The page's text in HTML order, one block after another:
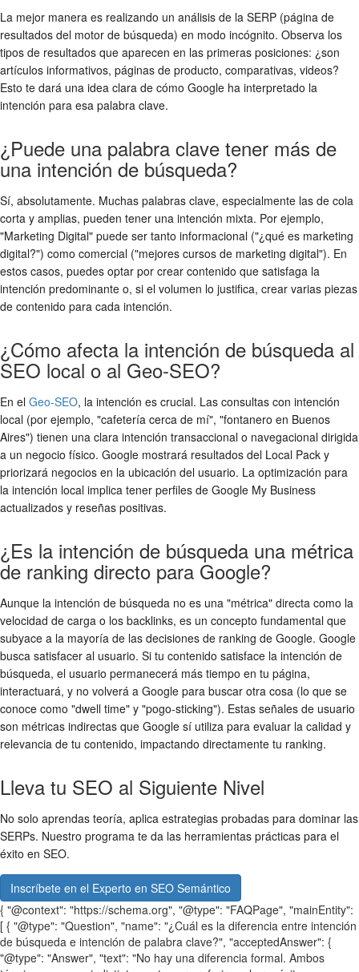
La mejor manera es realizando un análisis de la SERP (página de
resultados del motor de búsqueda) en modo incógnito. Observa los
tipos de resultados que aparecen en las primeras posiciones: ¿son
artículos informativos, páginas de producto, comparativas, videos?
Esto te dará una idea clara de cómo Google ha interpretado la
intención para esa palabra clave.
¿Puede una palabra clave tener más de
una intención de búsqueda?
Sí, absolutamente. Muchas palabras clave, especialmente las de cola
corta y amplias, pueden tener una intención mixta. Por ejemplo,
"Marketing Digital" puede ser tanto informacional ("¿qué es marketing
digital?") como comercial ("mejores cursos de marketing digital"). En
estos casos, puedes optar por crear contenido que satisfaga la
intención predominante o, si el volumen lo justifica, crear varias piezas
de contenido para cada intención.
¿Cómo afecta la intención de búsqueda al
SEO local o al Geo-SEO?
En el Geo-SEO, la intención es crucial. Las consultas con intención
local (por ejemplo, "cafetería cerca de mí", "fontanero en Buenos
Aires") tienen una clara intención transaccional o navegacional dirigida
a un negocio físico. Google mostrará resultados del Local Pack y
priorizará negocios en la ubicación del usuario. La optimización para
la intención local implica tener perfiles de Google My Business
actualizados y reseñas positivas.
¿Es la intención de búsqueda una métrica
de ranking directo para Google?
Aunque la intención de búsqueda no es una "métrica" directa como la
velocidad de carga o los backlinks, es un concepto fundamental que
subyace a la mayoría de las decisiones de ranking de Google. Google
busca satisfacer al usuario. Si tu contenido satisface la intención de
búsqueda, el usuario permanecerá más tiempo en tu página,
interactuará, y no volverá a Google para buscar otra cosa (lo que se
conoce como "dwell time" y "pogo-sticking"). Estas señales de usuario
son métricas indirectas que Google sí utiliza para evaluar la calidad y
relevancia de tu contenido, impactando directamente tu ranking.
Lleva tu SEO al Siguiente Nivel
No solo aprendas teoría, aplica estrategias probadas para dominar las
SERPs. Nuestro programa te da las herramientas prácticas para el
éxito en SEO.
Inscríbete en el Experto en SEO Semántico
{ "@context": "https://schema.org", "@type": "FAQPage", "mainEntity":
[ { "@type": "Question", "name": "¿Cuál es la diferencia entre intención
de búsqueda e intención de palabra clave?", "acceptedAnswer": {
"@type": "Answer", "text": "No hay una diferencia formal. Ambos